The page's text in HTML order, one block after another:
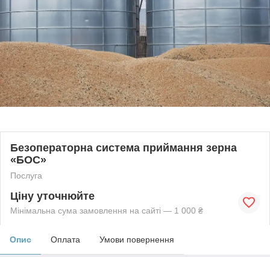
Безоператорна система приймання зерна
«БОС»
Послуга
Ціну уточнюйте
Мінімальна сума замовлення на сайті — 1 000 ₴
Опис Оплата Умови повернення